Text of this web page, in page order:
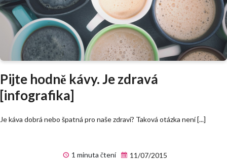
Pijte hodně kávy. Je zdravá
[infografika]
Je káva dobrá nebo špatná pro naše zdraví? Taková otázka není [...]
1 minuta čtení 11/07/2015